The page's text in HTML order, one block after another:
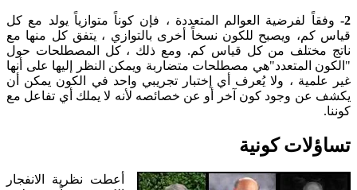
2-
وفقاً لفرضية العوالم المتعددة ، فإن كوناً متوازياً يولد مع كل
قياس كم، ويصبح للكون نسخاً أخرى بالتوازي ، يتفق كل منها مع
ناتج مختلف من كل قياس كم. ومع ذلك ، كل المصطلحات حول
"الكون المتعدد"هي مصطلحات متضاربة ويمكن النظر إليها على أنها
غير علمية ، ولا يُعرف أي إختبار تجريبي واحد في الكون يمكن أن
يكشف عن وجود كون آخر أو عن خصائصه لأنه لا يملك أي تفاعل مع
كوننا.
تساؤلات كونية
أعطت نظرية الانفجار